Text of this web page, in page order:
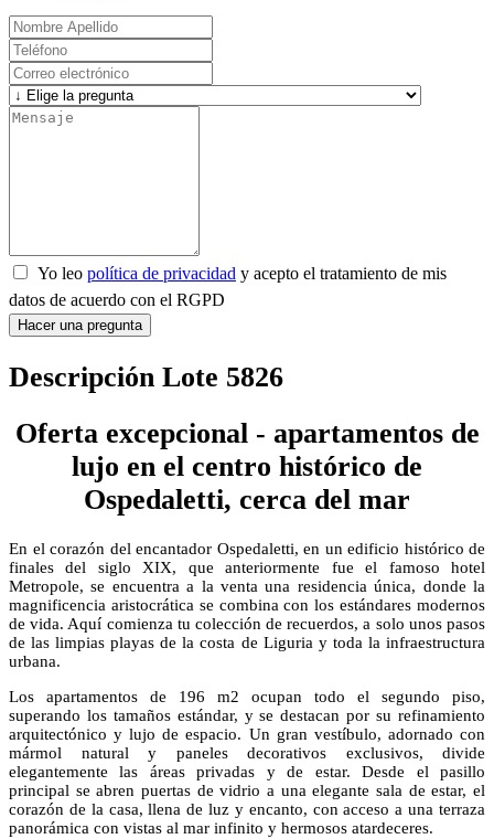
Yo leo política de privacidad y acepto el tratamiento de mis
datos de acuerdo con el RGPD
Hacer una pregunta
Descripción Lote 5826
Oferta excepcional - apartamentos de
lujo en el centro histórico de
Ospedaletti, cerca del mar
En el corazón del encantador Ospedaletti, en un edificio histórico de
finales del siglo XIX, que anteriormente fue el famoso hotel
Metropole, se encuentra a la venta una residencia única, donde la
magnificencia aristocrática se combina con los estándares modernos
de vida. Aquí comienza tu colección de recuerdos, a solo unos pasos
de las limpias playas de la costa de Liguria y toda la infraestructura
urbana.
Los apartamentos de 196 m2 ocupan todo el segundo piso,
superando los tamaños estándar, y se destacan por su refinamiento
arquitectónico y lujo de espacio. Un gran vestíbulo, adornado con
mármol natural y paneles decorativos exclusivos, divide
elegantemente las áreas privadas y de estar. Desde el pasillo
principal se abren puertas de vidrio a una elegante sala de estar, el
corazón de la casa, llena de luz y encanto, con acceso a una terraza
panorámica con vistas al mar infinito y hermosos atardeceres.